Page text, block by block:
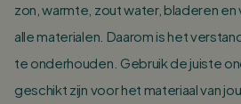
zon, warmte, zout water, bladeren
alle materialen. Daarom is het
te onderhouden. Gebruik de juiste
geschikt zijn voor het materiaal van